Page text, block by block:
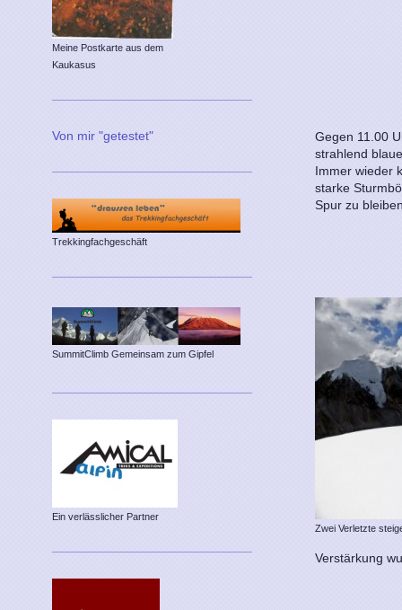
Gegen 11.00
strahlend
Immer wieder
starke
Spur zu
Zwei Verletzte
Verstärkung
Meine Postkarte aus dem
Kaukasus
Von mir "getestet"
Trekkingfachgeschäft
SummitClimb Gemeinsam zum Gipfel
Ein verlässlicher Partner